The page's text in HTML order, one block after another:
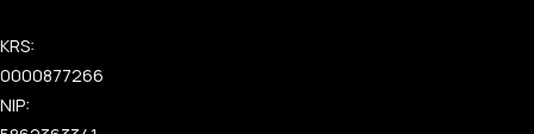
KRS:
0000877266
NIP: